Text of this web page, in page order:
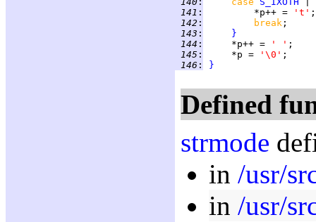
141 :
         *p++ =
't'
142 : break
143 :
}
144 :
     *p++ =
' '
145 :
     *p =
'\0'
146 : }
Defined
strmode
in /usr/
in /usr/